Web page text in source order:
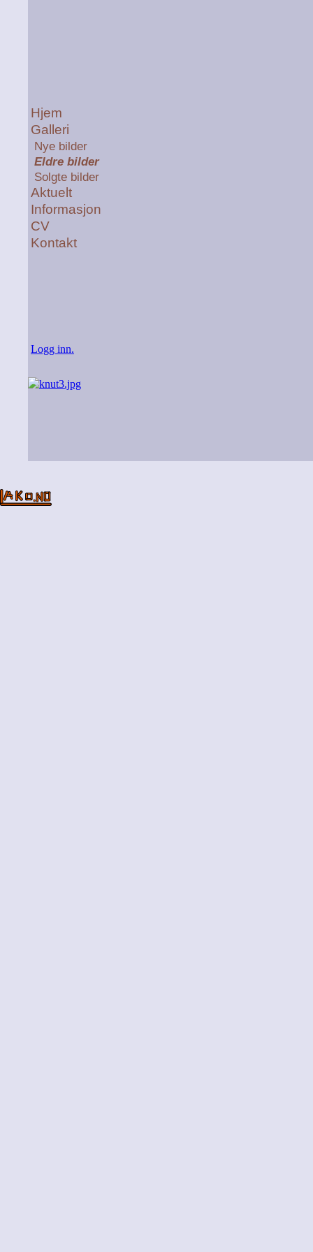
Hjem
Galleri
Nye bilder
Eldre bilder
Solgte bilder
Aktuelt
Informasjon
CV
Kontakt
Logg inn.